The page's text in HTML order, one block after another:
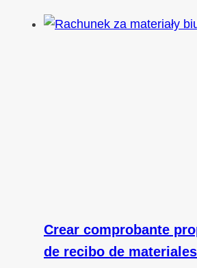
Crear comprobante
de recibo de